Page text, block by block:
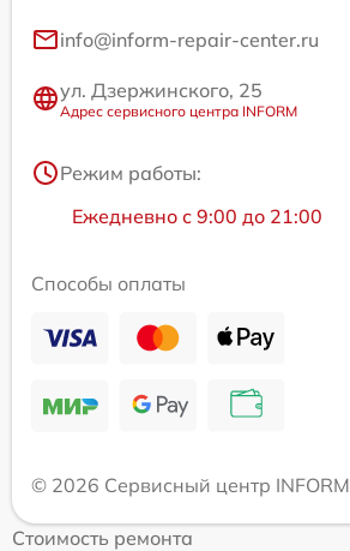
info@inform-repair-center.ru
ул. Дзержинского, 25
Адрес сервисного центра INFORM
Режим работы:
Ежедневно с 9:00 до 21:00
Способы оплаты
© 2026 Сервисный центр INFORM
Стоимость ремонта